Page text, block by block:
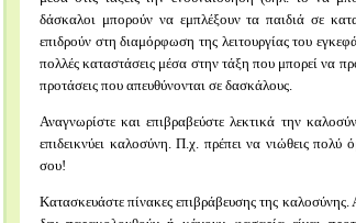
δάσκαλοι μπορούν να εμπλέξουν τα παιδιά σε
επιδρούν στη διαμόρφωση της λειτουργίας του
πολλές καταστάσεις μέσα στην τάξη που μπορεί να
προτάσεις που απευθύνονται σε δασκάλους.
Αναγνωρίστε και επιβραβεύστε λεκτικά την
επιδεικνύει καλοσύνη. Π.χ. πρέπει να νιώθεις
σου!
Κατασκευάστε πίνακες επιβράβευσης της